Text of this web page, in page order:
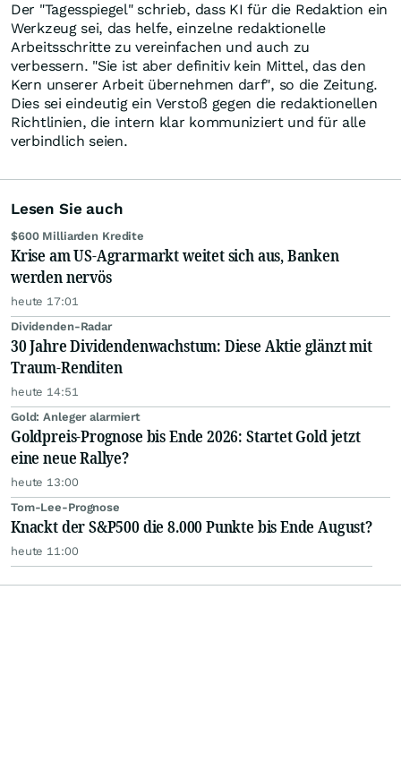
Der "Tagesspiegel" schrieb, dass KI für die Redaktion ein
Werkzeug sei, das helfe, einzelne redaktionelle
Arbeitsschritte zu vereinfachen und auch zu
verbessern. "Sie ist aber definitiv kein Mittel, das den
Kern unserer Arbeit übernehmen darf", so die Zeitung.
Dies sei eindeutig ein Verstoß gegen die redaktionellen
Richtlinien, die intern klar kommuniziert und für alle
verbindlich seien.
Lesen Sie auch
$600 Milliarden Kredite
Krise am US-Agrarmarkt weitet sich aus, Banken
werden nervös
heute 17:01
Dividenden-Radar
30 Jahre Dividendenwachstum: Diese Aktie glänzt mit
Traum-Renditen
heute 14:51
Gold: Anleger alarmiert
Goldpreis-Prognose bis Ende 2026: Startet Gold jetzt
eine neue Rallye?
heute 13:00
Tom-Lee-Prognose
Knackt der S&P500 die 8.000 Punkte bis Ende August?
heute 11:00